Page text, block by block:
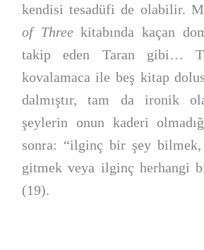
kendisi tesadüfi de olabilir.
of Threekitabında kaçan
takip eden Taran gibi…
kovalamaca ile beş kitap
dalmıştır, tam da ironik
şeylerin onun kaderi
sonra: “ilginç bir şey
gitmek veya ilginç herhangi
(19).